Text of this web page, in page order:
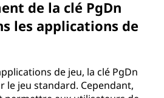
de la clé PgDn
les applications de
de jeu, la clé PgDn
le jeu standard. Cependant,